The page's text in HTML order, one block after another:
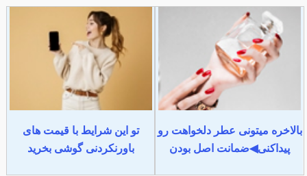
بالاخره میتونی عطر دلخواهت رو
پیداکنی◀ضمانت اصل بودن
تو این شرایط با قیمت های
باورنکردنی گوشی بخرید